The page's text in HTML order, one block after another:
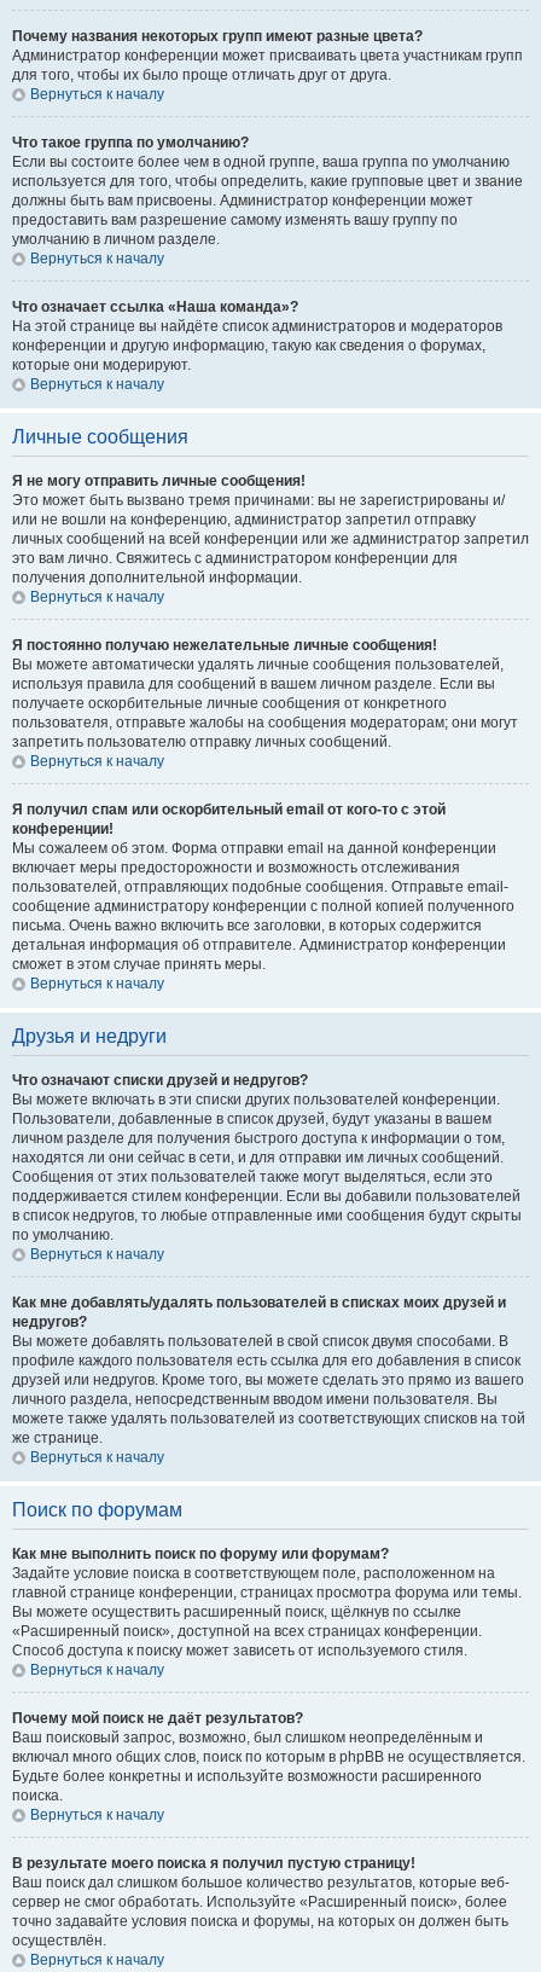
Почему названия некоторых групп имеют разные цвета?
Администратор конференции может присваивать цвета участникам групп
для того, чтобы их было проще отличать друг от друга.
Вернуться к началу
Что такое группа по умолчанию?
Если вы состоите более чем в одной группе, ваша группа по умолчанию
используется для того, чтобы определить, какие групповые цвет и звание
должны быть вам присвоены. Администратор конференции может
предоставить вам разрешение самому изменять вашу группу по
умолчанию в личном разделе.
Вернуться к началу
Что означает ссылка «Наша команда»?
На этой странице вы найдёте список администраторов и модераторов
конференции и другую информацию, такую как сведения о форумах,
которые они модерируют.
Вернуться к началу
Личные сообщения
Я не могу отправить личные сообщения!
Это может быть вызвано тремя причинами: вы не зарегистрированы и/
или не вошли на конференцию, администратор запретил отправку
личных сообщений на всей конференции или же администратор запретил
это вам лично. Свяжитесь с администратором конференции для
получения дополнительной информации.
Вернуться к началу
Я постоянно получаю нежелательные личные сообщения!
Вы можете автоматически удалять личные сообщения пользователей,
используя правила для сообщений в вашем личном разделе. Если вы
получаете оскорбительные личные сообщения от конкретного
пользователя, отправьте жалобы на сообщения модераторам; они могут
запретить пользователю отправку личных сообщений.
Вернуться к началу
Я получил спам или оскорбительный email от кого-то с этой
конференции!
Мы сожалеем об этом. Форма отправки email на данной конференции
включает меры предосторожности и возможность отслеживания
пользователей, отправляющих подобные сообщения. Отправьте email-
сообщение администратору конференции с полной копией полученного
письма. Очень важно включить все заголовки, в которых содержится
детальная информация об отправителе. Администратор конференции
сможет в этом случае принять меры.
Вернуться к началу
Друзья и недруги
Что означают списки друзей и недругов?
Вы можете включать в эти списки других пользователей конференции.
Пользователи, добавленные в список друзей, будут указаны в вашем
личном разделе для получения быстрого доступа к информации о том,
находятся ли они сейчас в сети, и для отправки им личных сообщений.
Сообщения от этих пользователей также могут выделяться, если это
поддерживается стилем конференции. Если вы добавили пользователей
в список недругов, то любые отправленные ими сообщения будут скрыты
по умолчанию.
Вернуться к началу
Как мне добавлять/удалять пользователей в списках моих друзей и
недругов?
Вы можете добавлять пользователей в свой список двумя способами. В
профиле каждого пользователя есть ссылка для его добавления в список
друзей или недругов. Кроме того, вы можете сделать это прямо из вашего
личного раздела, непосредственным вводом имени пользователя. Вы
можете также удалять пользователей из соответствующих списков на той
же странице.
Вернуться к началу
Поиск по форумам
Как мне выполнить поиск по форуму или форумам?
Задайте условие поиска в соответствующем поле, расположенном на
главной странице конференции, страницах просмотра форума или темы.
Вы можете осуществить расширенный поиск, щёлкнув по ссылке
«Расширенный поиск», доступной на всех страницах конференции.
Способ доступа к поиску может зависеть от используемого стиля.
Вернуться к началу
Почему мой поиск не даёт результатов?
Ваш поисковый запрос, возможно, был слишком неопределённым и
включал много общих слов, поиск по которым в phpBB не осуществляется.
Будьте более конкретны и используйте возможности расширенного
поиска.
Вернуться к началу
В результате моего поиска я получил пустую страницу!
Ваш поиск дал слишком большое количество результатов, которые веб-
сервер не смог обработать. Используйте «Расширенный поиск», более
точно задавайте условия поиска и форумы, на которых он должен быть
осуществлён.
Вернуться к началу